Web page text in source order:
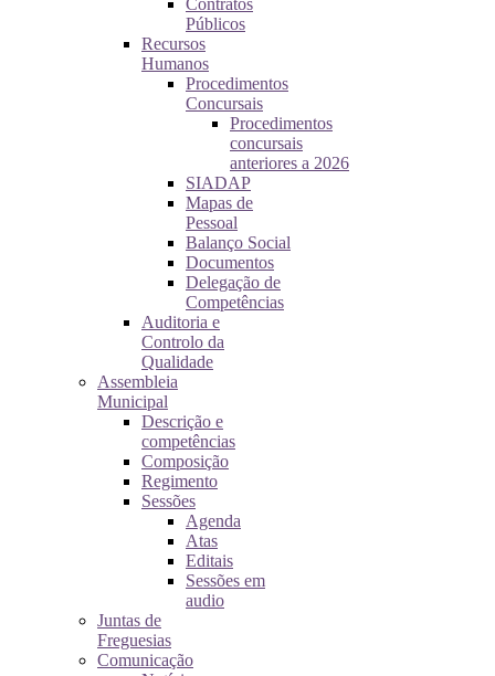
Contratos
Públicos
Recursos
Humanos
Procedimentos
Concursais
Procedimentos
concursais
anteriores a 2026
SIADAP
Mapas de
Pessoal
Balanço Social
Documentos
Delegação de
Competências
Auditoria e
Controlo da
Qualidade
Assembleia
Municipal
Descrição e
competências
Composição
Regimento
Sessões
Agenda
Atas
Editais
Sessões em
audio
Juntas de
Freguesias
Comunicação